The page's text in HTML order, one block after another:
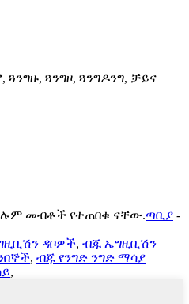
ጓንግዙ, ጓንግዞ, ጓንግዶንግ, ቻይና
ሁሉም መብቶች የተጠበቁ ናቸው.ጣቢያ -
ዳቦዎች, ብጁ ኤግዚቢሽን
, ብጁ የንግድ ንግድ ማሳያ
,